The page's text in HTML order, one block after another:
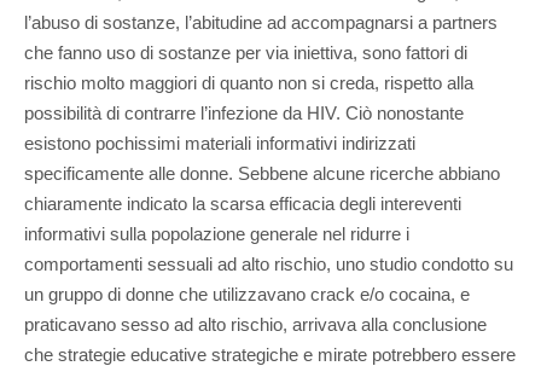
l’abuso di sostanze, l’abitudine ad accompagnarsi a partners
che fanno uso di sostanze per via iniettiva, sono fattori di
rischio molto maggiori di quanto non si creda, rispetto alla
possibilità di contrarre l’infezione da HIV. Ciò nonostante
esistono pochissimi materiali informativi indirizzati
specificamente alle donne. Sebbene alcune ricerche abbiano
chiaramente indicato la scarsa efficacia degli intereventi
informativi sulla popolazione generale nel ridurre i
comportamenti sessuali ad alto rischio, uno studio condotto su
un gruppo di donne che utilizzavano crack e/o cocaina, e
praticavano sesso ad alto rischio, arrivava alla conclusione
che strategie educative strategiche e mirate potrebbero essere